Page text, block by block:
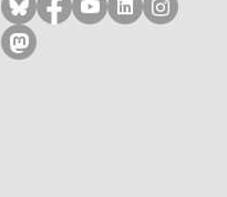
Volg ons op bluesky
Volg ons op
Volg ons op
Volg ons
Volg
Volg ons op mastodon